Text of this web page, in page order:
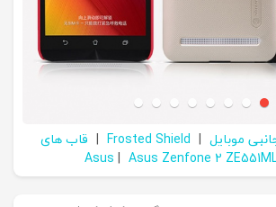
موبایل |
Frosted Shield
| قاب های
| Asus Zenfone 2